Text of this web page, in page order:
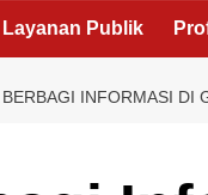
Layanan Publik
BERBAGI INFORMASI DI